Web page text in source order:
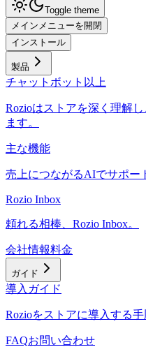
Toggle theme
メインメニューを開閉
インストール
製品
チャットボット以上
Rozioはストアを深く理解
ます。
主な機能
売上につながるAIでサポー
Rozio Inbox
頼れる相棒、Rozio Inbox。
会社情報料金
ガイド
導入ガイド
Rozioをストアに導入する
FAQお問い合わせ